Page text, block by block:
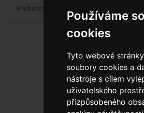
Používáme
cookies
Tyto webové
soubory cookies a
nástroje s cílem
uživatelského
přizpůsobeného
Prohlédněte si web oficiálního výrobce
800 10 10